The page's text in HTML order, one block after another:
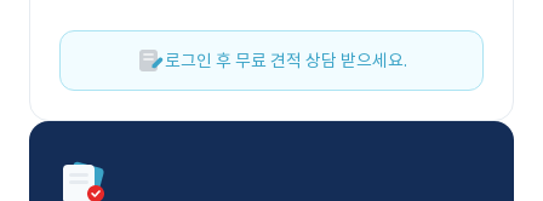
로그인 후 무료 견적 상담 받으세요.